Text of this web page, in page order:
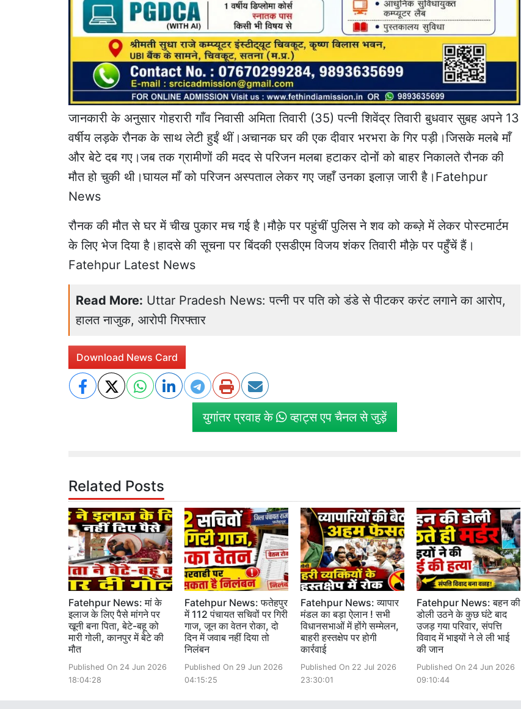
जानकारी के अनुसार गोहरारी गाँव निवासी अमिता तिवारी (35) पत्नी शिवेंद्र तिवारी बुधवार सुबह अपने 13
वर्षीय लड़के रौनक के साथ लेटी हुईं थीं।अचानक घर की एक दीवार भरभरा के गिर पड़ी।जिसके मलबे माँ
और बेटे दब गए।जब तक ग्रामीणों की मदद से परिजन मलबा हटाकर दोनों को बाहर निकालते रौनक की
मौत हो चुकी थी।घायल माँ को परिजन अस्पताल लेकर गए जहाँ उनका इलाज़ जारी है।Fatehpur
News
रौनक की मौत से घर में चीख पुकार मच गई है।मौक़े पर पहुंचीं पुलिस ने शव को कब्ज़े में लेकर पोस्टमार्टम
के लिए भेज दिया है।हादसे की सूचना पर बिंदकी एसडीएम विजय शंकर तिवारी मौक़े पर पहुँचें हैं।
Fatehpur Latest News
Read More: Uttar Pradesh News: पत्नी पर पति को डंडे से पीटकर करंट लगाने का आरोप,
हालत नाजुक, आरोपी गिरफ्तार
Download News Card
युगांतर प्रवाह के व्हाट्स एप चैनल से जुड़ें
Related Posts
Fatehpur News: मां के
इलाज के लिए पैसे मांगने पर
खूनी बना पिता, बेटे-बहू को
मारी गोली, कानपुर में बेटे की
मौत
Published On 24 Jun 2026
18:04:28
Fatehpur News: फतेहपुर
में 112 पंचायत सचिवों पर गिरी
गाज, जून का वेतन रोका, दो
दिन में जवाब नहीं दिया तो
निलंबन
Published On 29 Jun 2026
04:15:25
Fatehpur News: व्यापार
मंडल का बड़ा ऐलान ! सभी
विधानसभाओं में होंगे सम्मेलन,
बाहरी हस्तक्षेप पर होगी
कार्रवाई
Published On 22 Jul 2026
23:30:01
Fatehpur News: बहन की
डोली उठने के कुछ घंटे बाद
उजड़ गया परिवार, संपत्ति
विवाद में भाइयों ने ले ली भाई
की जान
Published On 24 Jun 2026
09:10:44